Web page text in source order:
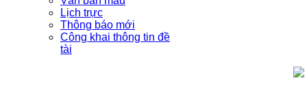
Lịch trực
Thông báo mới
Công khai thông tin đề
tài